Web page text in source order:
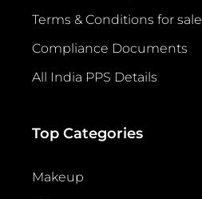
Terms & Conditions for sale
Compliance Documents
All India PPS Details
Top Categories
Makeup